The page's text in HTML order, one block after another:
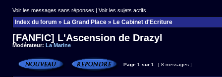
Voir les messages sans réponses | Voir les sujets actifs
Index du forum » La Grand Place » Le Cabinet d'Ecriture
[FANFIC] L'Ascension de Drazyl
Modérateur: La Marine
Page 1 sur 1 [ 8 messages ]